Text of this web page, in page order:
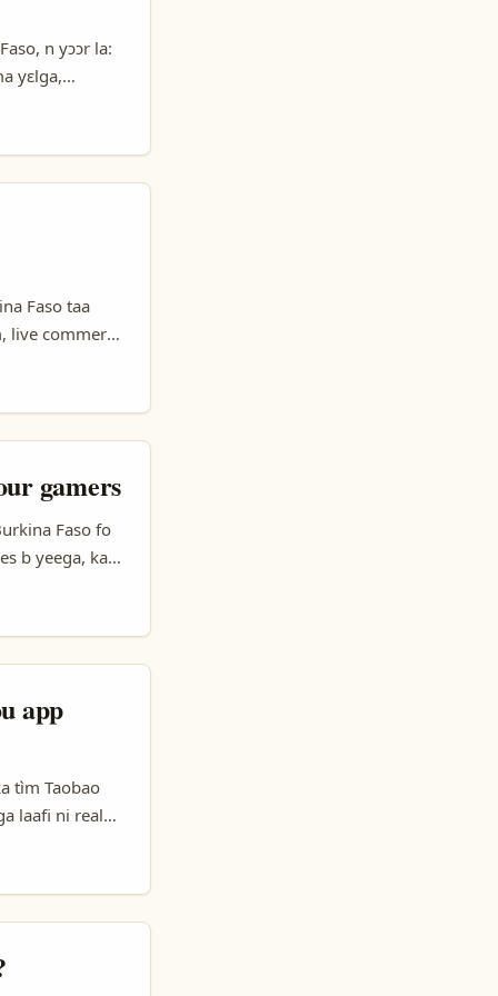
confiance —
n yɔɔr la:
yɛlga,
Observer
Faso taa
live commerce
suubu step-
gamers
Faso fo
b yeega, ka
app
tìm Taobao
laafi ni real